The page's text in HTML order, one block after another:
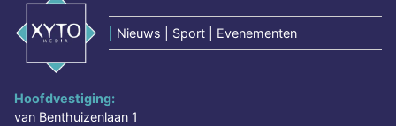
Nieuws | Sport | Evenementen
Hoofdvestiging:
van Benthuizenlaan 1